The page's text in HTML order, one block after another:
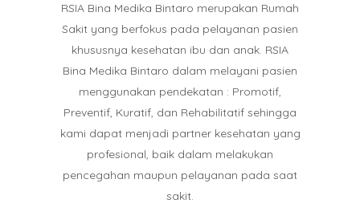
RSIA Bina Medika Bintaro merupakan Rumah
Sakit yang berfokus pada pelayanan pasien
khususnya kesehatan ibu dan anak. RSIA
Bina Medika Bintaro dalam melayani pasien
menggunakan pendekatan : Promotif,
Preventif, Kuratif, dan Rehabilitatif sehingga
kami dapat menjadi partner kesehatan yang
profesional, baik dalam melakukan
pencegahan maupun pelayanan pada saat
sakit.